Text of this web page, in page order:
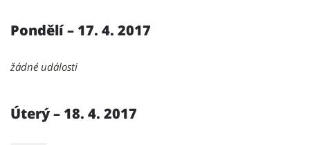
Pondělí – 17. 4. 2017
žádné události
Úterý – 18. 4. 2017